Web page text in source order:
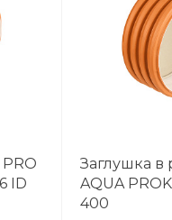
ID
Заглушка в
AQUA
400